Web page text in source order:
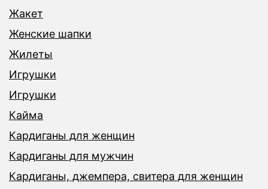
Жакет
Женские шапки
Жилеты
Игрушки
Игрушки
Кайма
Кардиганы для женщин
Кардиганы для мужчин
Кардиганы, джемпера, свитера для женщин